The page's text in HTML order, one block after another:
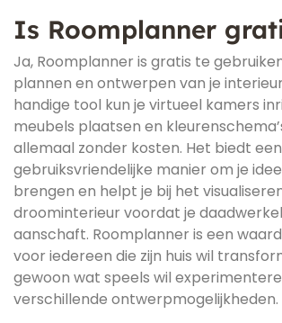
Is Roomplanner
Ja, Roomplanner is gratis te
plannen en ontwerpen van je
handige tool kun je virtueel kamers
meubels plaatsen en
allemaal zonder kosten. Het biedt een
gebruiksvriendelijke manier om je
brengen en helpt je bij het
droominterieur voordat je
aanschaft. Roomplanner is een
voor iedereen die zijn huis wil
gewoon wat speels wil
verschillende ontwerpmogelijkheden.